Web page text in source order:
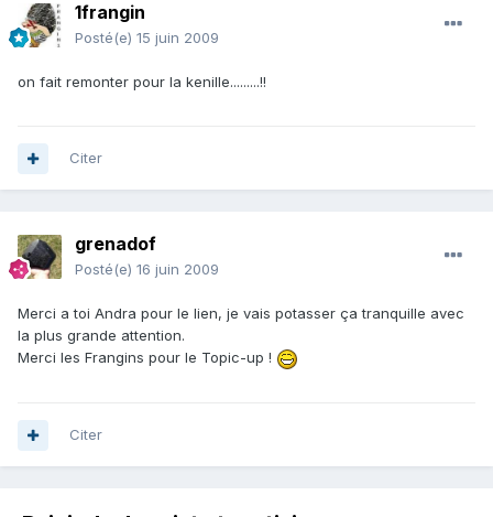
1frangin
Posté(e) 15 juin 2009
on fait remonter pour la kenille.........!!
Citer
grenadof
Posté(e) 16 juin 2009
Merci a toi Andra pour le lien, je vais potasser ça tranquille avec
la plus grande attention.
Merci les Frangins pour le Topic-up !
Citer